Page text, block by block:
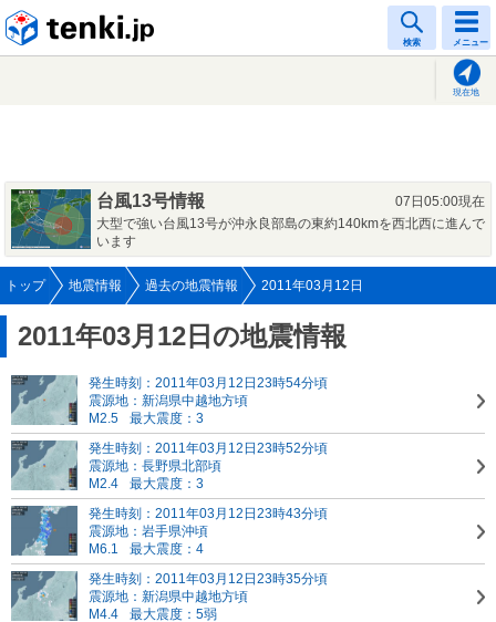
検索 メニュー
現在地
台風13号情報
07日05:00現在
大型で強い台風13号が沖永良部島の東約140kmを西北西に進んで
います
トップ 地震情報 過去の地震情報 2011年03月12日
2011年03月12日の地震情報
発生時刻：2011年03月12日23時54分頃
震源地：新潟県中越地方頃
M2.5
最大震度：3
発生時刻：2011年03月12日23時52分頃
震源地：長野県北部頃
M2.4
最大震度：3
発生時刻：2011年03月12日23時43分頃
震源地：岩手県沖頃
M6.1
最大震度：4
発生時刻：2011年03月12日23時35分頃
震源地：新潟県中越地方頃
M4.4
最大震度：5弱